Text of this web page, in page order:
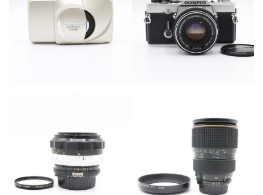
カメラ・レンズ カテゴリー カメラ・レンズ
カテゴリー カメラ・レンズ
カメラ・レンズ